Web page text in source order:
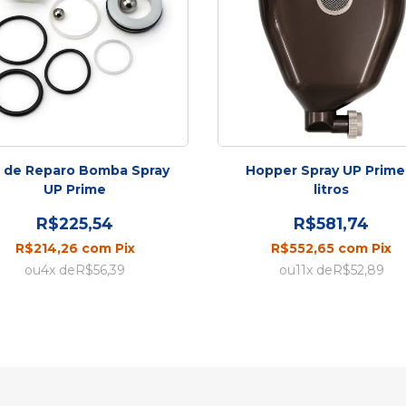
Reparo Bomba Spray
UP Prime
R$225,54
R$214,26 com Pix
4x deR$56,39
Hopper Spray UP
litros
R$581,74
R$552,65 com Pix
11x deR$52,89